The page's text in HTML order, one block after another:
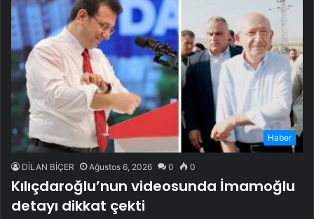
Haber
DİLAN BİÇER Ağustos 6, 2026 0 0
Kılıçdaroğlu’nun videosunda İmamoğlu
detayı dikkat çekti